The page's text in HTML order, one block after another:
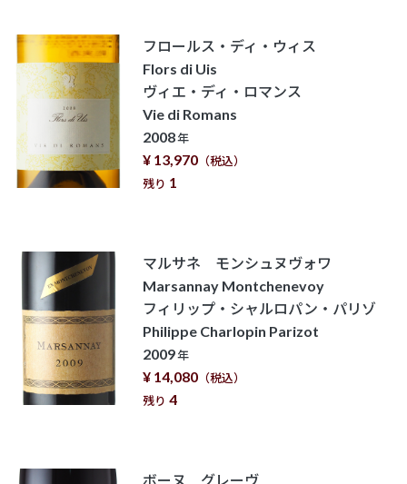
フロールス・ディ・ウィス
Flors di Uis
ヴィエ・ディ・ロマンス
Vie di Romans
2008年
¥ 13,970 （税込）
残り 1
マルサネ モンシュヌヴォワ
Marsannay Montchenevoy
フィリップ・シャルロパン・パリゾ
Philippe Charlopin Parizot
2009年
¥ 14,080 （税込）
残り 4
ボーヌ グレーヴ